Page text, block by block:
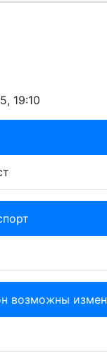
19:10
возможны